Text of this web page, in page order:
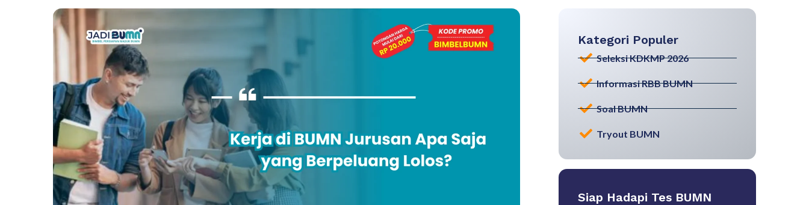
Kategori Populer
Seleksi KDKMP 2026
Informasi RBB BUMN
Soal BUMN
Tryout BUMN
Siap Hadapi Tes BUMN